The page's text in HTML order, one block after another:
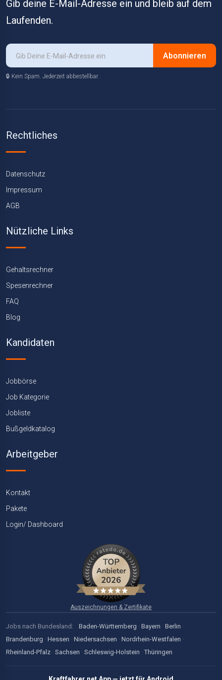
Gib deine E-Mail-Adresse ein und bleib auf dem
Laufenden.
Abonnieren
🔒 Kein Spam. Jederzeit abbestellbar.
Rechtliches
Datenschutz
Impressum
AGB
Nützliche Links
Gehaltsrechner
Spesenrechner
FAQ
Blog
Kandidaten
Jobbörse
Job Kategorie
Jobliste
Bußgeldkatalog
Arbeitgeber
Kontakt
Pakete
Login/ Dashboard
Auszeichnungen & Zertifikate
Jobs nach Bundesland: Baden-Württemberg · Bayern · Berlin ·
Brandenburg · Hessen · Niedersachsen · Nordrhein-Westfalen ·
Rheinland-Pfalz · Sachsen · Schleswig-Holstein · Thüringen